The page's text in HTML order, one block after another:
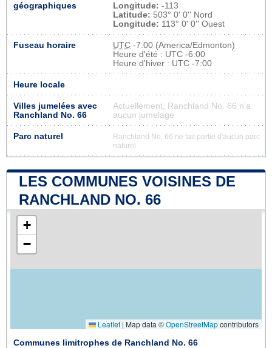
géographiques
Longitude: -113
Latitude: 503° 0' 0'' Nord
Longitude: 113° 0' 0'' Ouest
Fuseau horaire UTC -7:00 (America/Edmonton)
Heure d'été : UTC -6:00
Heure d'hiver : UTC -7:00
Heure locale
Villes jumelées avec
Ranchland No. 66
Actuellement, Ranchland No. 66 n'a
aucun jumelage
Parc naturel
Ranchland No. 66 ne fait partie d'aucun parc
naturel
LES COMMUNES VOISINES DE
RANCHLAND NO. 66
+
−
Leaflet | Map data ©OpenStreetMapcontributors
Communes limitrophes de Ranchland No. 66